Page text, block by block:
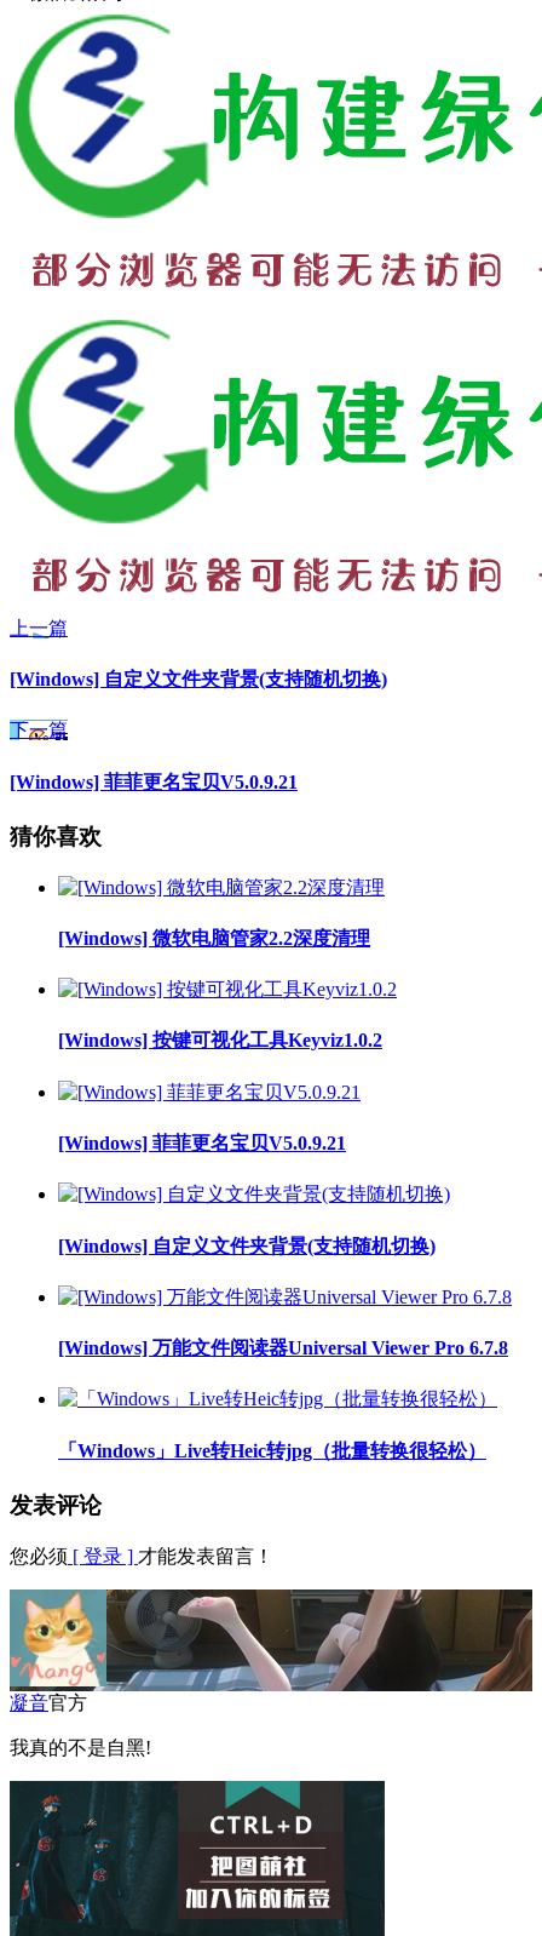
上一篇
[Windows] 自定义文件夹背景(支持随机切换)
下一篇
[Windows] 菲菲更名宝贝V5.0.9.21
猜你喜欢
[Windows] 微软电脑管家2.2深度清理
[Windows] 按键可视化工具Keyviz1.0.2
[Windows] 菲菲更名宝贝V5.0.9.21
[Windows] 自定义文件夹背景(支持随机切换)
[Windows] 万能文件阅读器Universal Viewer Pro 6.7.8
「Windows」Live转Heic转jpg（批量转换很轻松）
发表评论
您必须 [ 登录 ] 才能发表留言！
凝音官方
我真的不是自黑!